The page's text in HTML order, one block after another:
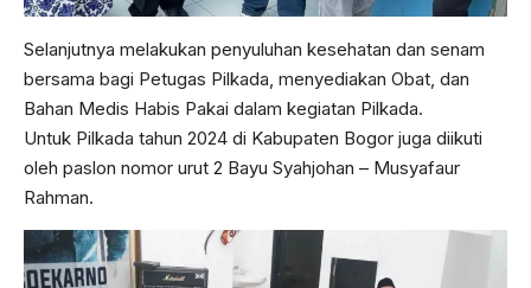
Selanjutnya melakukan penyuluhan kesehatan dan senam
bersama bagi Petugas Pilkada, menyediakan Obat, dan
Bahan Medis Habis Pakai dalam kegiatan Pilkada.
Untuk Pilkada tahun 2024 di Kabupaten Bogor juga diikuti
oleh paslon nomor urut 2 Bayu Syahjohan – Musyafaur
Rahman.